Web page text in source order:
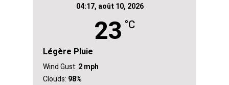
04:17, août 10, 2026
23 °C
Légère Pluie
Wind Gust: 2 mph
Clouds: 98%